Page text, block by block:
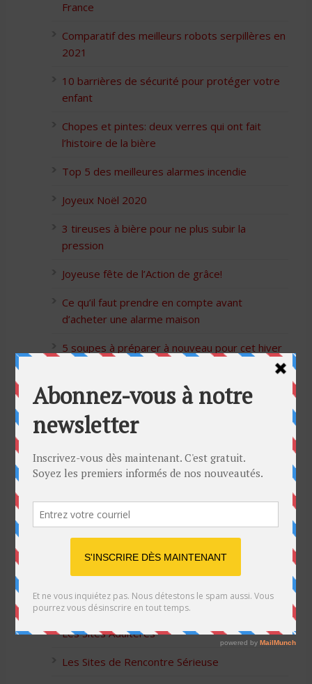
France
Comparatif des meilleurs robots serpillères en
2021
10 barrières de sécurité pour protéger votre
enfant
Chopes et pintes: deux verres qui ont fait
l’histoire de la bière
Top 5 des meilleures alarmes incendie
Joyeux Noël 2020
3 tireuses à bière pour ne plus subir la
pression
Joyeuse fête de l’Action de grâce!
Ce qu’il faut prendre en compte avant
d’acheter une alarme maison
5 soupes à préparer à nouveau pour cet hiver
5 idées cadeaux Moulinex pour votre mère
pour l’Action de Grâce
Blague de café: Une femme infidèle trompe
son mari
Listes des Sites de Rencontre
Les Sites Libertins
Les Apps pour les Couples Échangistes
Les Sites Adultères
Les Sites de Rencontre Sérieuse